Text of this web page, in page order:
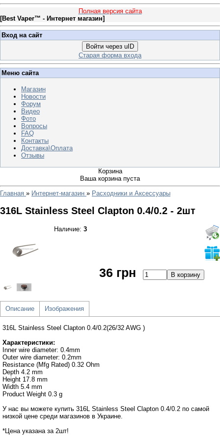
Полная версия сайта
[Best Vaper™ - Интернет магазин]
Вход на сайт
Войти через uID
Старая форма входа
Меню сайта
Магазин
Новости
Форум
Видео
Фото
Вопросы
FAQ
Контакты
Доставка\Оплата
Отзывы
Корзина
Ваша корзина пуста
Главная » Интернет-магазин » Расходники и Аксессуары
316L Stainless Steel Clapton 0.4/0.2 - 2шт
Наличие: 3
36 грн
Описание Изображения
316L Stainless Steel Clapton 0.4/0.2(26/32 AWG )
Характеристики:
Inner wire diameter: 0.4mm
Outer wire diameter: 0.2mm
Resistance (Mfg Rated) 0.32 Ohm
Depth 4.2 mm
Height 17.8 mm
Width 5.4 mm
Product Weight 0.3 g
У нас вы можете купить 316L Stainless Steel Clapton 0.4/0.2 по самой
низкой цене среди магазинов в Украине.
*Цена указана за 2шт!